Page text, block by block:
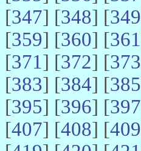
[347] [348] [349
[359] [360] [361
[371] [372] [373
[383] [384] [385
[395] [396] [397
[407] [408] [409